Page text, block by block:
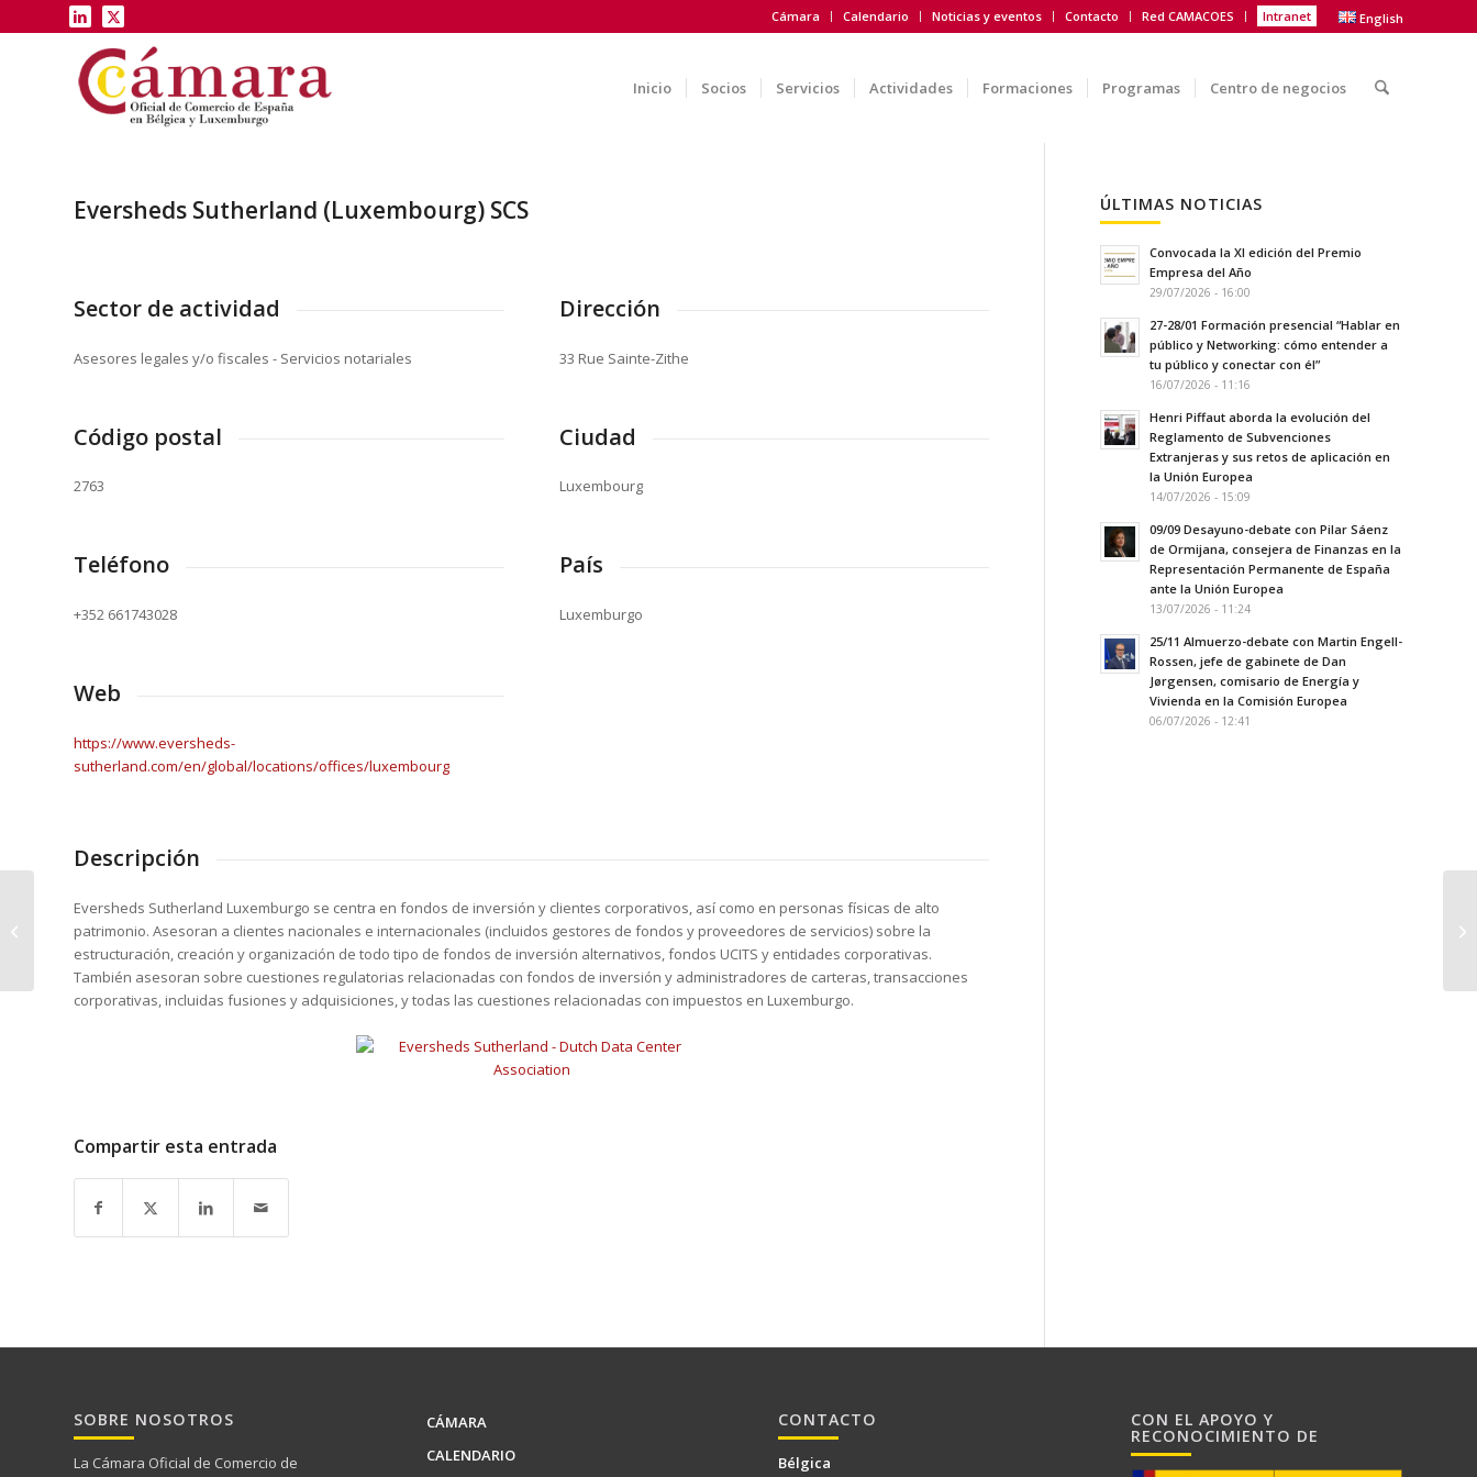
Cámara Calendario Noticias y eventos Contacto Red CAMACOES Intranet English
Inicio Socios Servicios Actividades Formaciones Programas Centro de negocios
Eversheds Sutherland (Luxembourg) SCS
Sector de actividad
Asesores legales y/o fiscales - Servicios notariales
Código postal
2763
Teléfono
+352 661743028
Web
https://www.eversheds-
sutherland.com/en/global/locations/offices/luxembourg
Dirección
33 Rue Sainte-Zithe
Ciudad
Luxembourg
País
Luxemburgo
Descripción
Eversheds Sutherland Luxemburgo se centra en fondos de inversión y clientes corporativos, así como en personas físicas de alto
patrimonio. Asesoran a clientes nacionales e internacionales (incluidos gestores de fondos y proveedores de servicios) sobre la
estructuración, creación y organización de todo tipo de fondos de inversión alternativos, fondos UCITS y entidades corporativas.
También asesoran sobre cuestiones regulatorias relacionadas con fondos de inversión y administradores de carteras, transacciones
corporativas, incluidas fusiones y adquisiciones, y todas las cuestiones relacionadas con impuestos en Luxemburgo.
Compartir esta entrada
ÚLTIMAS NOTICIAS
Convocada la XI edición del Premio
Empresa del Año
29/07/2026 - 16:00
27-28/01 Formación presencial “Hablar en
público y Networking: cómo entender a
tu público y conectar con él”
16/07/2026 - 11:16
Henri Piffaut aborda la evolución del
Reglamento de Subvenciones
Extranjeras y sus retos de aplicación en
la Unión Europea
14/07/2026 - 15:09
09/09 Desayuno-debate con Pilar Sáenz
de Ormijana, consejera de Finanzas en la
Representación Permanente de España
ante la Unión Europea
13/07/2026 - 11:24
25/11 Almuerzo-debate con Martin Engell-
Rossen, jefe de gabinete de Dan
Jørgensen, comisario de Energía y
Vivienda en la Comisión Europea
06/07/2026 - 12:41
SOBRE NOSOTROS
La Cámara Oficial de Comercio de
CÁMARA
CALENDARIO
CONTACTO
Bélgica
CON EL APOYO Y
RECONOCIMIENTO DE
Nordea Investment Fund